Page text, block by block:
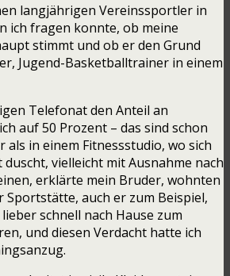
langjährigen Vereinssportler in
ich fragen konnte, ob meine
stimmt und ob er den Grund
Jugend-Basketballtrainer in einem
Telefonat den Anteil an
auf 50 Prozent – das sind schon
als in einem Fitnessstudio, wo sich
duscht, vielleicht mit Ausnahme nach
erklärte mein Bruder, wohnten
Sportstätte, auch er zum Beispiel,
schnell nach Hause zum
und diesen Verdacht hatte ich